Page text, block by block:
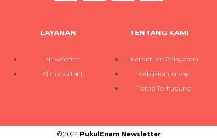
LAYANAN
Newsletter
AI Consultant
TENTANG KAMI
Ketentuan Pelayanan
Kebijakan Privasi
Tetap Terhubung
© 2024 PukulEnam Newsletter